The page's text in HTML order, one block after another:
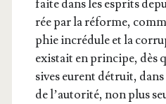
faite dans les esprits
rée par la réforme,
phie incré­dule et la
exis­tait en prin­cipe, dès
sives eurent détruit, dans
de l’au­to­ri­té, non plus